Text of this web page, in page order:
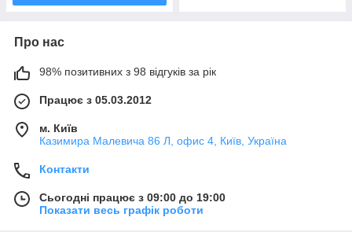
Про нас
98% позитивних з 98 відгуків за рік
Працює з 05.03.2012
м. Київ
Казимира Малевича 86 Л, офис 4, Київ, Україна
Контакти
Сьогодні працює з 09:00 до 19:00
Показати весь графік роботи